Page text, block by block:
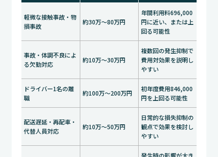
軽微な接触事故・物
損事故
約30万〜80万円
年間利用料696,000
円に近い、または上
回る可能性
事故・体調不良によ
る欠勤対応
約10万〜30万円
複数回の発生抑制で
費用対効果を説明し
やすい
ドライバー1名の離
職
約100万〜200万円
初年度費用846,000
円を上回る可能性
配送遅延・再配車・
代替人員対応
約10万〜50万円
日常的な損失抑制の
観点で効果を検討し
やすい
発生時の影響が大き